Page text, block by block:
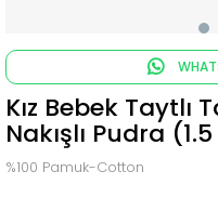
Kız Bebek Taytlı
Nakışlı Pudra
%100 Pamuk-Cotton